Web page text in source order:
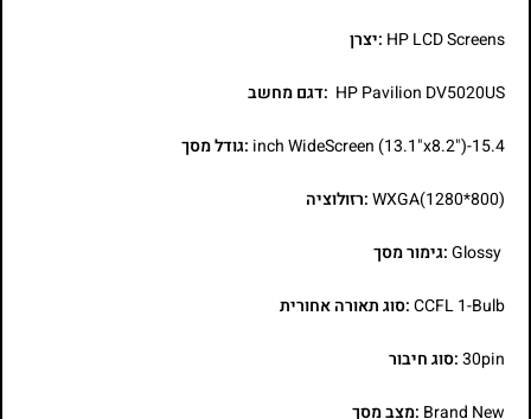
HP LCD Screens :יצרן
HP Pavilion DV5020US :דגם מחשב
15.4-inch WideScreen (13.1"x8.2") :גודל מסך
WXGA(1280*800):רזולוציה
Glossy:גימור מסך
CCFL 1-Bulb:סוג תאורה אחורית
30pin:סוג חיבור
Brand New :מצב מסך